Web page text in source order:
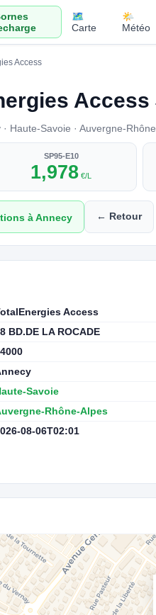
🗺️
Carte
🌤️
Météo
Access
Access
Haute-Savoie · Auvergne-
SP95-E10
1,978 €/L
à Annecy ← Retour
Access
BD.DE LA ROCADE
Savoie
Rhône-Alpes
08-06T02:01